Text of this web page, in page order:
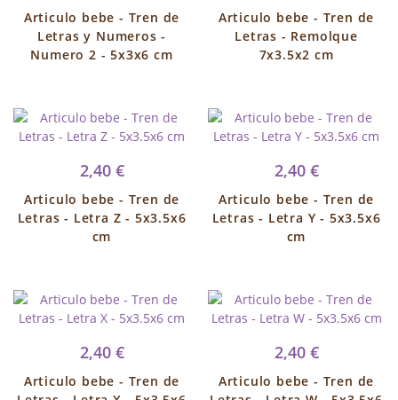
Articulo bebe - Tren de
Letras y Numeros -
Numero 2 - 5x3x6 cm
Articulo bebe - Tren de
Letras - Remolque
7x3.5x2 cm
2,40 €
Articulo bebe - Tren de
Letras - Letra Z - 5x3.5x6
cm
2,40 €
Articulo bebe - Tren de
Letras - Letra Y - 5x3.5x6
cm
2,40 €
Articulo bebe - Tren de
2,40 €
Articulo bebe - Tren de